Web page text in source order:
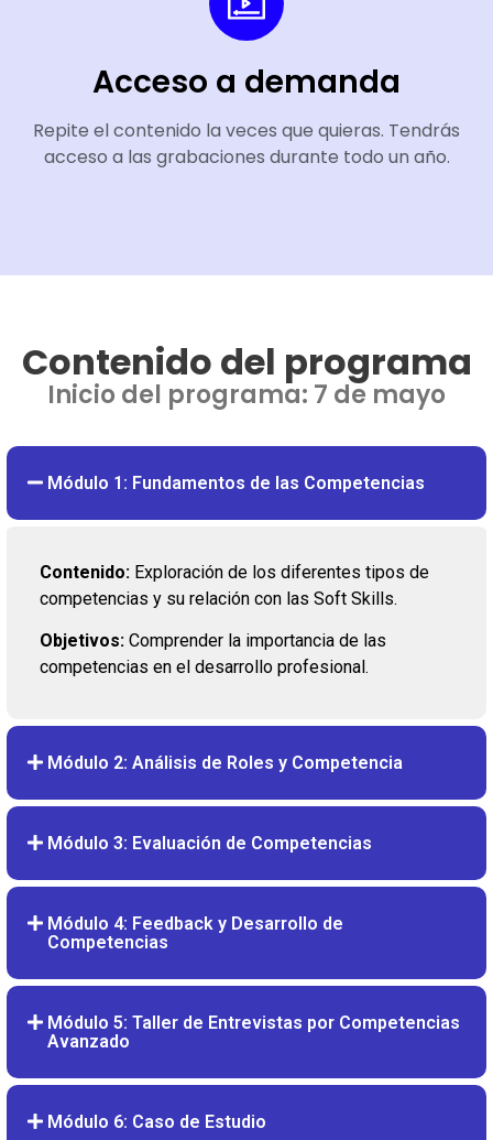
Acceso a demanda
Repite el contenido la veces que quieras. Tendrás
acceso a las grabaciones durante todo un año.
Contenido del programa
Inicio del programa: 7 de mayo
Módulo 1: Fundamentos de las Competencias
Contenido: Exploración de los diferentes tipos de
competencias y su relación con las Soft Skills.
Objetivos: Comprender la importancia de las
competencias en el desarrollo profesional.
Módulo 2: Análisis de Roles y Competencia
Módulo 3: Evaluación de Competencias
Módulo 4: Feedback y Desarrollo de
Competencias
Módulo 5: Taller de Entrevistas por Competencias
Avanzado
Módulo 6: Caso de Estudio